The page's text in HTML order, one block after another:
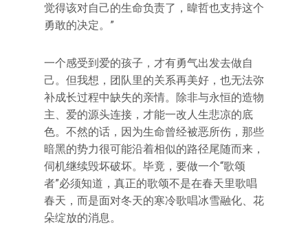
觉得该对自己的生命负责了，暐哲也支持这个
勇敢的决定。”
一个感受到爱的孩子，才有勇气出发去做自
己。但我想，团队里的关系再美好，也无法弥
补成长过程中缺失的亲情。除非与永恒的造物
主、爱的源头连接，才能一改人生悲凉的底
色。不然的话，因为生命曾经被恶所伤，那些
暗黑的势力很可能沿着相似的路径尾随而来，
伺机继续毁坏破坏。毕竟，要做一个“歌颂
者”必须知道，真正的歌颂不是在春天里歌唱
春天，而是面对冬天的寒冷歌唱冰雪融化、花
朵绽放的消息。